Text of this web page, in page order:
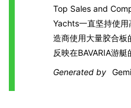
Top Sales and
Yachts一直坚持使
造商使用大量胶合板
反映在BAVARIA游艇
Generated by